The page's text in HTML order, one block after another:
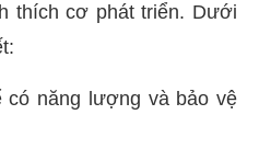
thích cơ phát triển. Dưới
năng lượng và bảo vệ